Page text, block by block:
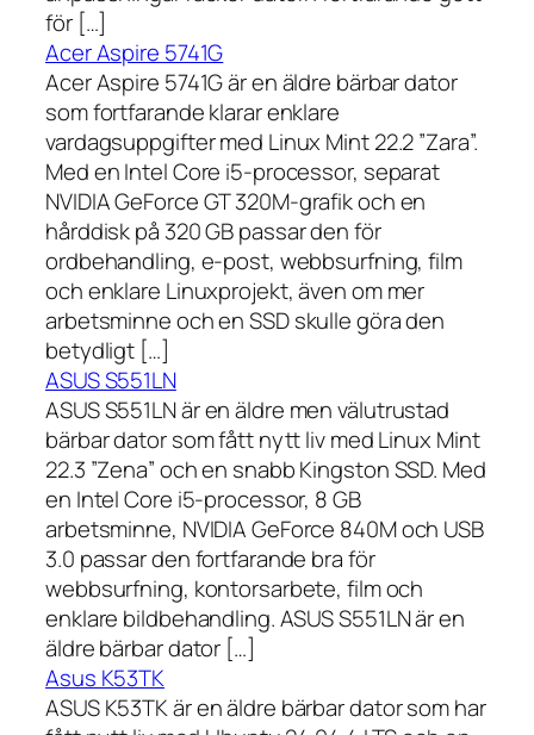
för […]
Acer Aspire 5741G
Acer Aspire 5741G är en äldre bärbar dator
som fortfarande klarar enklare
vardagsuppgifter med Linux Mint 22.2 ”Zara”.
Med en Intel Core i5-processor, separat
NVIDIA GeForce GT 320M-grafik och en
hårddisk på 320 GB passar den för
ordbehandling, e-post, webbsurfning, film
och enklare Linuxprojekt, även om mer
arbetsminne och en SSD skulle göra den
betydligt […]
ASUS S551LN
ASUS S551LN är en äldre men välutrustad
bärbar dator som fått nytt liv med Linux Mint
22.3 ”Zena” och en snabb Kingston SSD. Med
en Intel Core i5-processor, 8 GB
arbetsminne, NVIDIA GeForce 840M och USB
3.0 passar den fortfarande bra för
webbsurfning, kontorsarbete, film och
enklare bildbehandling. ASUS S551LN är en
äldre bärbar dator […]
Asus K53TK
ASUS K53TK är en äldre bärbar dator som har